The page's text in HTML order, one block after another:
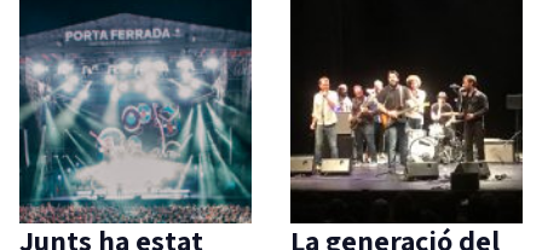
Junts ha estat La generació del